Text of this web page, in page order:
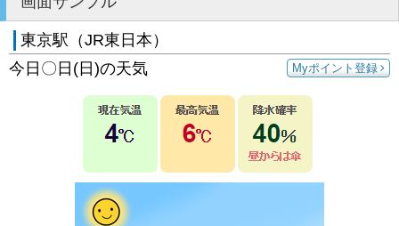
東京駅（JR東日本）
Myポイント登録
今日〇日(日)の天気